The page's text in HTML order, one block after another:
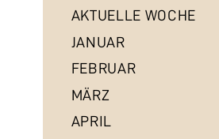
AKTUELLE WOCHE
JANUAR
FEBRUAR
MÄRZ
APRIL